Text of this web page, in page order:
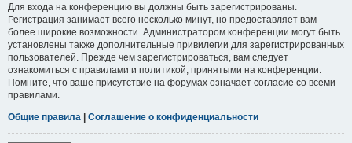
Для входа на конференцию вы должны быть зарегистрированы.
Регистрация занимает всего несколько минут, но предоставляет вам
более широкие возможности. Администратором конференции могут быть
установлены также дополнительные привилегии для зарегистрированных
пользователей. Прежде чем зарегистрироваться, вам следует
ознакомиться с правилами и политикой, принятыми на конференции.
Помните, что ваше присутствие на форумах означает согласие со всеми
правилами.
Общие правила | Соглашение о конфиденциальности